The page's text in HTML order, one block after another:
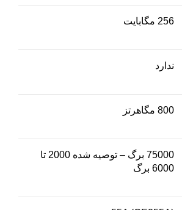
256 مگابایت
ندارد
800 مگاهرتز
75000 برگ – توصیه شده 2000 تا
6000 برگ